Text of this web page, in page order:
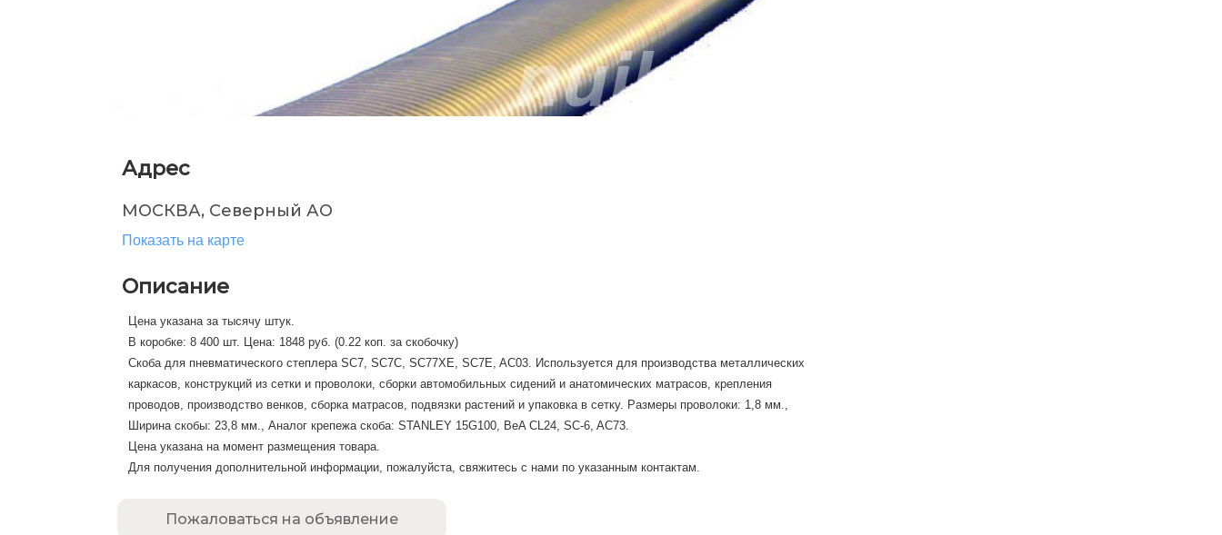
Адрес
МОСКВА, Северный АО
Показать на карте
Описание
Цена указана за тысячу штук.
В коробке: 8 400 шт. Цена: 1848 руб. (0.22 коп. за скобочку)
Скоба для пневматического степлера SC7, SC7C, SC77XE, SC7E, AC03. Используется для производства металлических
каркасов, конструкций из сетки и проволоки, сборки автомобильных сидений и анатомических матрасов, крепления
проводов, производство венков, сборка матрасов, подвязки растений и упаковка в сетку. Размеры проволоки: 1,8 мм.,
Ширина скобы: 23,8 мм., Аналог крепежа скоба: STANLEY 15G100, BeA CL24, SC-6, AC73.
Цена указана на момент размещения товара.
Для получения дополнительной информации, пожалуйста, свяжитесь с нами по указанным контактам.
Пожаловаться на объявление